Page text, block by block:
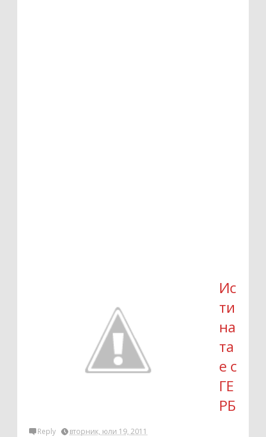
Ис
ти
на
та
е с
ГЕ
РБ
Reply вторник, юли 19, 2011